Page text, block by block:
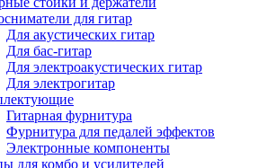
для гитар
Для акустических гитар
Для бас-гитар
Для электроакустических гитар
Для электрогитар
Гитарная фурнитура
Фурнитура для педалей эффектов
Электронные компоненты
для комбо и усилителей